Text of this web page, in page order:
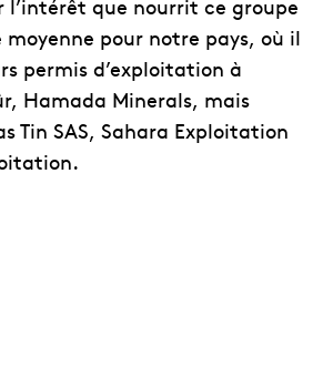
que nourrit ce groupe
pour notre pays, où il
permis d’exploitation à
Hamada Minerals, mais
Tin SAS, Sahara Exploitation